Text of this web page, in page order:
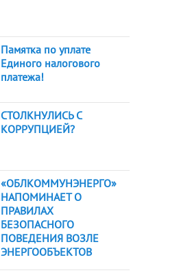
Памятка по уплате
Единого налогового
платежа!
СТОЛКНУЛИСЬ С
КОРРУПЦИЕЙ?
«ОБЛКОММУНЭНЕРГО»
НАПОМИНАЕТ О
ПРАВИЛАХ
БЕЗОПАСНОГО
ПОВЕДЕНИЯ ВОЗЛЕ
ЭНЕРГООБЪЕКТОВ